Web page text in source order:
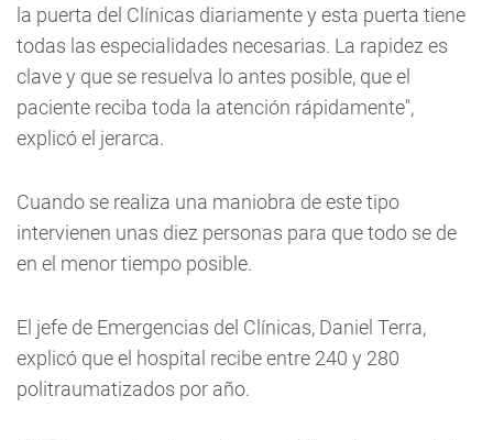
la puerta del Clínicas diariamente y esta puerta tiene
todas las especialidades necesarias. La rapidez es
clave y que se resuelva lo antes posible, que el
paciente reciba toda la atención rápidamente",
explicó el jerarca.
Cuando se realiza una maniobra de este tipo
intervienen unas diez personas para que todo se de
en el menor tiempo posible.
El jefe de Emergencias del Clínicas, Daniel Terra,
explicó que el hospital recibe entre 240 y 280
politraumatizados por año.